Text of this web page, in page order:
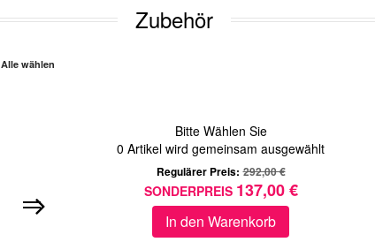
Zubehör
Alle wählen
Bitte Wählen Sie
0 Artikel wird gemeinsam ausgewählt
Regulärer Preis: 292,00 €
SONDERPREIS 137,00 €
In den Warenkorb